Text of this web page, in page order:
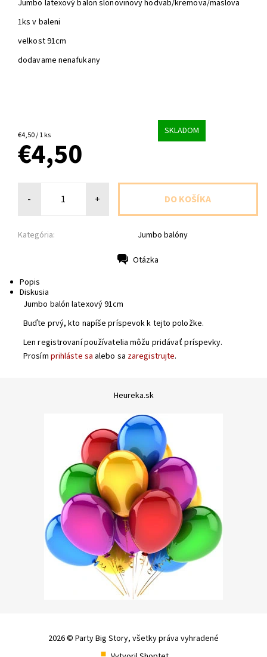
Jumbo latexový balon slonovinovy hodvab/kremova/maslova
1ks v baleni
velkost 91cm
dodavame nenafukany
€4,50 / 1 ks SKLADOM
€4,50
- +
Kategória: Jumbo balóny
Otázka
Popis
Diskusia
Jumbo balón latexový 91cm
Buďte prvý, kto napíše príspevok k tejto položke.
Len registrovaní používatelia môžu pridávať príspevky.
Prosím prihláste sa alebo sa zaregistrujte.
Heureka.sk
2026 © Party Big Story, všetky práva vyhradené